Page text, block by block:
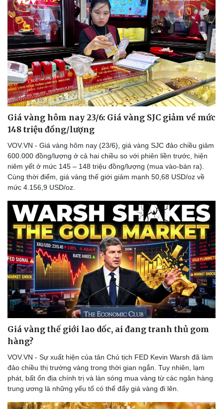
Sức khỏe
Dinh dưỡng - món ngon
Đời sống
Nhà đẹp
Giá vàng hôm nay 23/6: Giá vàng SJC giảm về mức
148 triệu đồng/lượng
VOV.VN - Giá vàng hôm nay (23/6), giá vàng SJC đảo chiều giảm
600.000 đồng/lượng ở cả hai chiều so với phiên liền trước, hiện
niêm yết ở mức 145 – 148 triệu đồng/lượng (mua vào-bán ra).
Cùng thời điểm, giá vàng thế giới giảm mạnh 50,68 USD/oz về
mức 4.156,9 USD/oz.
Giá vàng thế giới lao dốc, ai đang tranh thủ gom
hàng?
VOV.VN - Sự xuất hiện của tân Chủ tịch FED Kevin Warsh đã làm
đảo chiều thị trường vàng trong thời gian ngắn. Tuy nhiên, lạm
phát, bất ổn địa chính trị và làn sóng mua vàng từ các ngân hàng
trung ương là những yếu tố có thể đẩy giá vàng đi lên.